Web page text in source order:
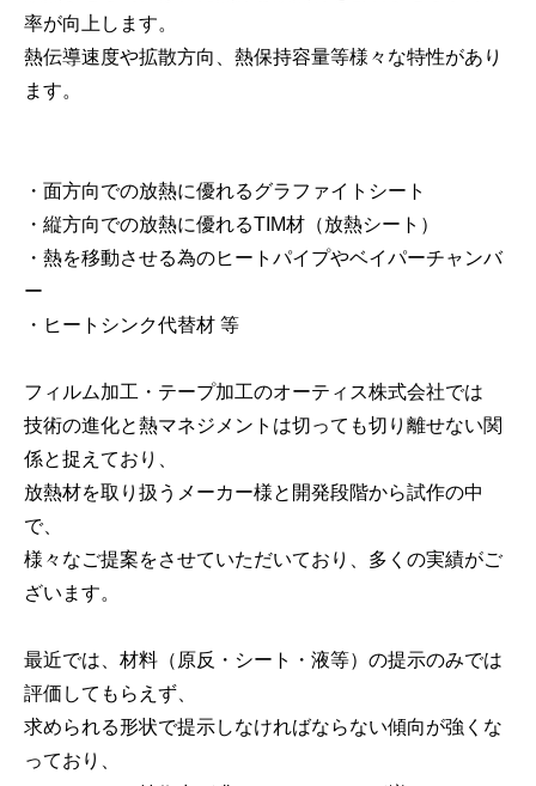
率が向上します。
熱伝導速度や拡散方向、熱保持容量等様々な特性があり
ます。
・面方向での放熱に優れるグラファイトシート
・縦方向での放熱に優れるTIM材（放熱シート）
・熱を移動させる為のヒートパイプやベイパーチャンバ
ー
・ヒートシンク代替材 等
フィルム加工・テープ加工のオーティス株式会社では
技術の進化と熱マネジメントは切っても切り離せない関
係と捉えており、
放熱材を取り扱うメーカー様と開発段階から試作の中
で、
様々なご提案をさせていただいており、多くの実績がご
ざいます。
最近では、材料（原反・シート・液等）の提示のみでは
評価してもらえず、
求められる形状で提示しなければならない傾向が強くな
っており、